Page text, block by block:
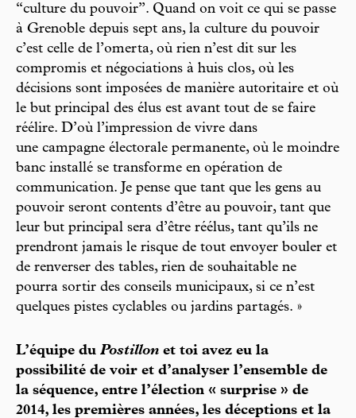
“culture du pouvoir”. Quand on voit ce qui se passe
à Grenoble depuis sept ans, la culture du pouvoir
c’est celle de l’omerta, où rien n’est dit sur les
compromis et négociations à huis clos, où les
décisions sont imposées de manière autoritaire et où
le but principal des élus est avant tout de se faire
réélire. D’où l’impression de vivre dans
une campagne électorale permanente, où le moindre
banc installé se transforme en opération de
communication. Je pense que tant que les gens au
pouvoir seront contents d’être au pouvoir, tant que
leur but principal sera d’être réélus, tant qu’ils ne
prendront jamais le risque de tout envoyer bouler et
de renverser des tables, rien de souhaitable ne
pourra sortir des conseils municipaux, si ce n’est
quelques pistes cyclables ou jardins partagés. »
L’équipe du Postillon et toi avez eu la
possibilité de voir et d’analyser l’ensemble de
la séquence, entre l’élection « surprise » de
2014, les premières années, les déceptions et la